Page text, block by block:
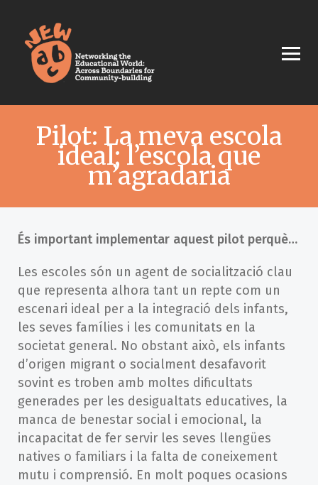
Pilot: La meva escola
ideal; l’escola que
m’agradaria
És important implementar aquest pilot perquè…
Les escoles són un agent de socialització clau
que representa alhora tant un repte com un
escenari ideal per a la integració dels infants,
les seves famílies i les comunitats en la
societat general. No obstant això, els infants
d’origen migrant o socialment desafavorit
sovint es troben amb moltes dificultats
generades per les desigualtats educatives, la
manca de benestar social i emocional, la
incapacitat de fer servir les seves llengües
natives o familiars i la falta de coneixement
mutu i comprensió. En molt poques ocasions